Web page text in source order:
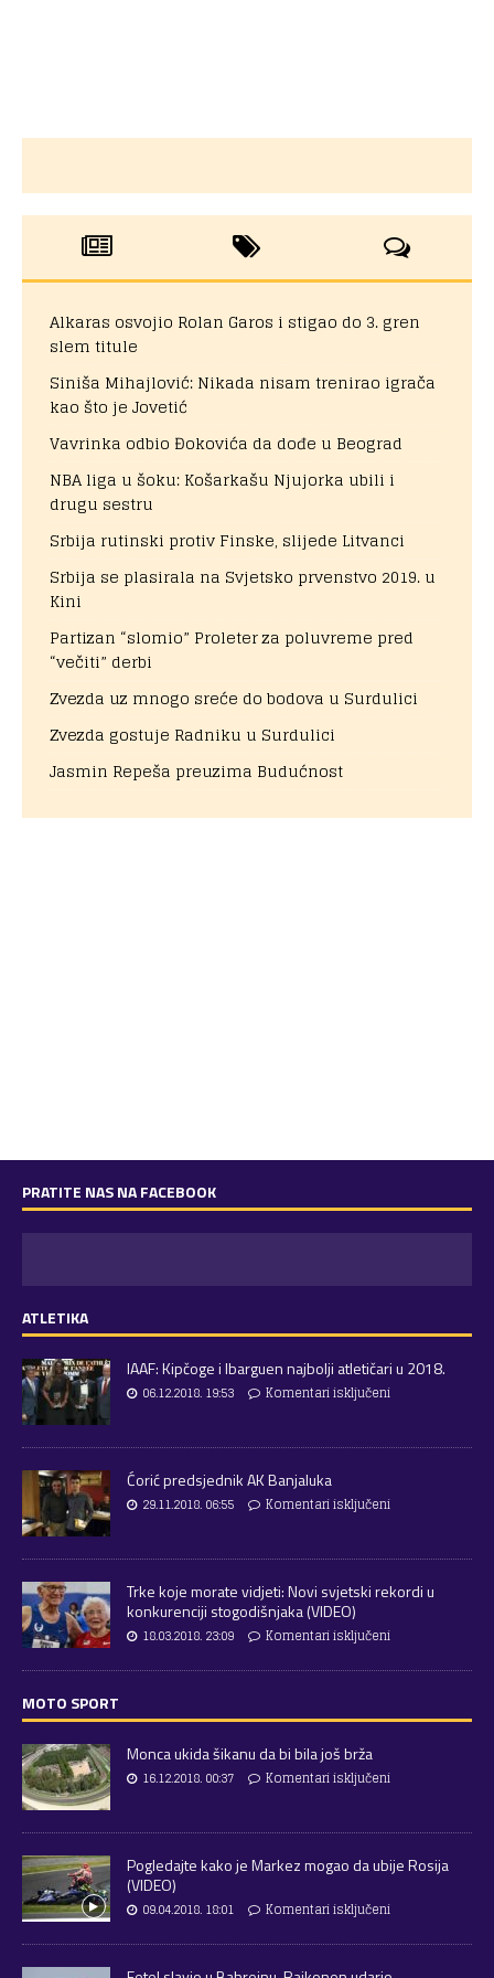
Alkaras osvojio Rolan Garos i stigao do 3. gren
slem titule
Siniša Mihajlović: Nikada nisam trenirao igrača
kao što je Jovetić
Vavrinka odbio Đokovića da dođe u Beograd
NBA liga u šoku: Košarkašu Njujorka ubili i
drugu sestru
Srbija rutinski protiv Finske, slijede Litvanci
Srbija se plasirala na Svjetsko prvenstvo 2019. u
Kini
Partizan “slomio” Proleter za poluvreme pred
“večiti” derbi
Zvezda uz mnogo sreće do bodova u Surdulici
Zvezda gostuje Radniku u Surdulici
Jasmin Repeša preuzima Budućnost
PRATITE NAS NA FACEBOOK
ATLETIKA
IAAF: Kipčoge i Ibarguen najbolji atletičari u 2018.
06.12.2018. 19:53 Komentari isključeni
Ćorić predsjednik AK Banjaluka
29.11.2018. 06:55 Komentari isključeni
Trke koje morate vidjeti: Novi svjetski rekordi u
konkurenciji stogodišnjaka (VIDEO)
18.03.2018. 23:09 Komentari isključeni
MOTO SPORT
Monca ukida šikanu da bi bila još brža
16.12.2018. 00:37 Komentari isključeni
Pogledajte kako je Markez mogao da ubije Rosija
(VIDEO)
09.04.2018. 18:01 Komentari isključeni